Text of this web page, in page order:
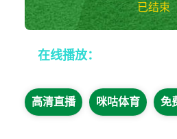
已结束
在线播放：
高清直播 咪咕体育 免